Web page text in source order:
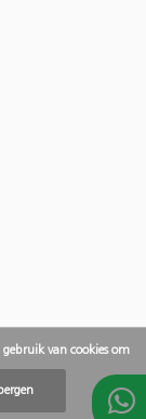
van cookies om